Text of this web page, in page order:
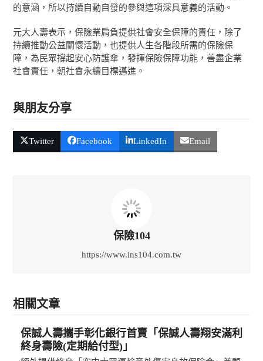
的意涵，所以持續自動自發的參與這項深具意義的活動。
元大人壽表示，保險業肩負提供社會安全保障的責任，除了
持續推動公益關懷活動，也提供人生各階段所需的保險保
障，為民眾撐起安心防護傘，發揮保險保障功能，善盡企業
社會責任，朝社會永續目標邁進。
與朋友分享
Twitter Facebook LinkedIn Email
保險104
https://www.ins104.com.tw
相關文章
保誠人壽攜手彰化銀行首賣「保誠人壽翔安滿利
終身壽險(定期給付型)」